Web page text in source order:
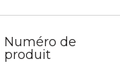
Numéro de
produit